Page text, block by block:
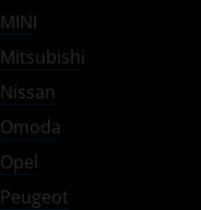
MINI
Mitsubishi
Nissan
Omoda
Opel
Peugeot